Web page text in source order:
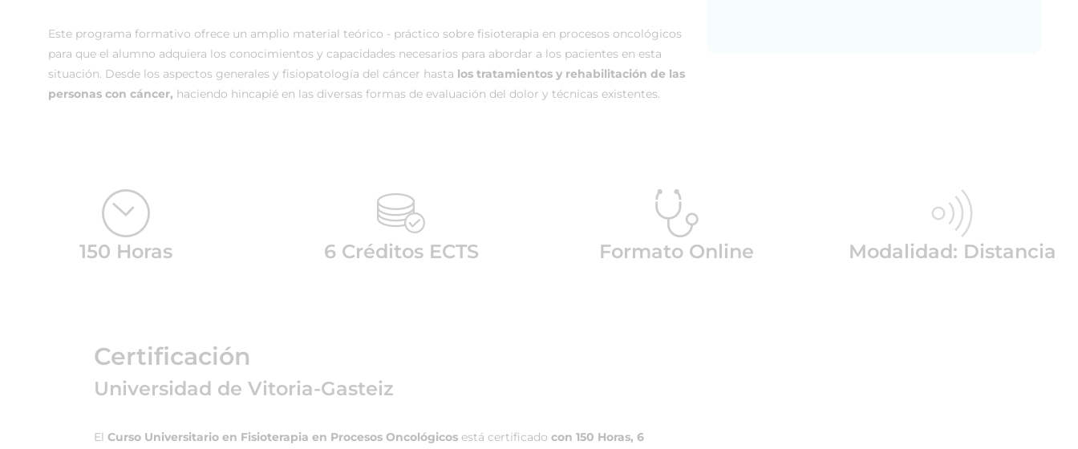
Este programa formativo ofrece un amplio material teórico - práctico sobre fisioterapia en procesos oncológicos
para que el alumno adquiera los conocimientos y capacidades necesarios para abordar a los pacientes en esta
situación. Desde los aspectos generales y fisiopatología del cáncer hasta los tratamientos y rehabilitación de las
personas con cáncer, haciendo hincapié en las diversas formas de evaluación del dolor y técnicas existentes.
150 Horas 6 Créditos ECTS Formato Online Modalidad: Distancia
Certificación
Universidad de Vitoria-Gasteiz
El Curso Universitario en Fisioterapia en Procesos Oncológicos está certificado con 150 Horas, 6